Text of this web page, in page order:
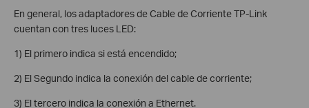
En general, los adaptadores de Cable de Corriente TP-Link
cuentan con tres luces LED:
1) El primero indica si está encendido;
2) El Segundo indica la conexión del cable de corriente;
3) El tercero indica la conexión a Ethernet.